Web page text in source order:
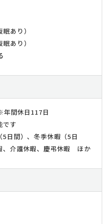
あり）
あり）
間休日117日
です
日間）、冬季休暇（5日
、介護休暇、慶弔休暇 ほか